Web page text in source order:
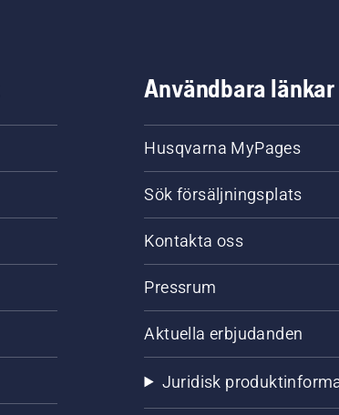
Användbara länkar
Husqvarna MyPages
Sök försäljningsplats
Kontakta oss
Pressrum
Aktuella erbjudanden
Juridisk